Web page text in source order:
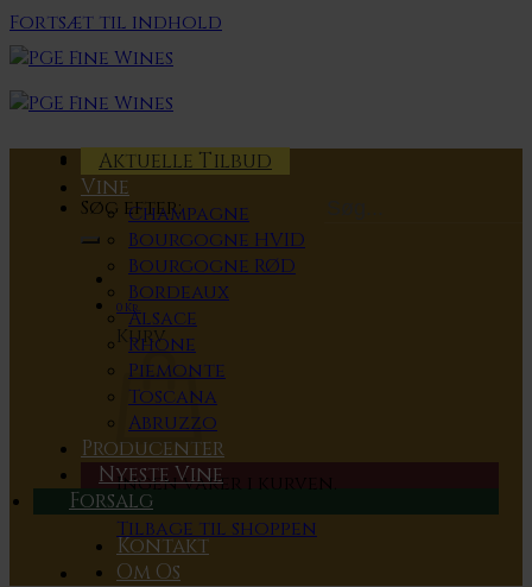
Fortsæt til indhold
Søg efter:
0 Kr.
Kurv
Ingen varer i kurven.
Tilbage til shoppen
Aktuelle Tilbud
Vine
Champagne
Bourgogne HVID
Bourgogne RØD
Bordeaux
Alsace
Rhone
Piemonte
Toscana
Abruzzo
Producenter
Nyeste Vine
Forsalg
Kontakt
Om Os